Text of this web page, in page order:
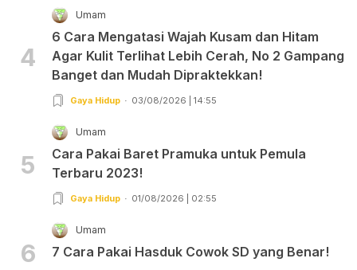
4
Umam
6 Cara Mengatasi Wajah Kusam dan Hitam
Agar Kulit Terlihat Lebih Cerah, No 2 Gampang
Banget dan Mudah Dipraktekkan!
Gaya Hidup 03/08/2026 | 14:55
5
Umam
Cara Pakai Baret Pramuka untuk Pemula
Terbaru 2023!
Gaya Hidup 01/08/2026 | 02:55
6
Umam
7 Cara Pakai Hasduk Cowok SD yang Benar!